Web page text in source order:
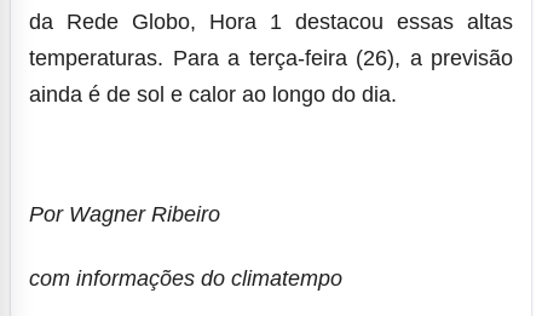
da Rede Globo, Hora 1 destacou essas altas
temperaturas. Para a terça-feira (26), a previsão
ainda é de sol e calor ao longo do dia.
Por Wagner Ribeiro
com informações do climatempo